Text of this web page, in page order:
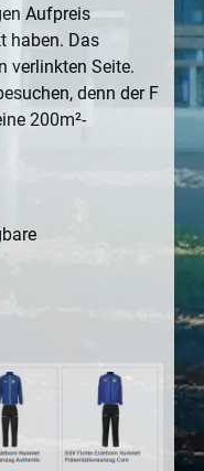
Aufpreis
haben. Das
verlinkten Seite.
denn der F
200m²-